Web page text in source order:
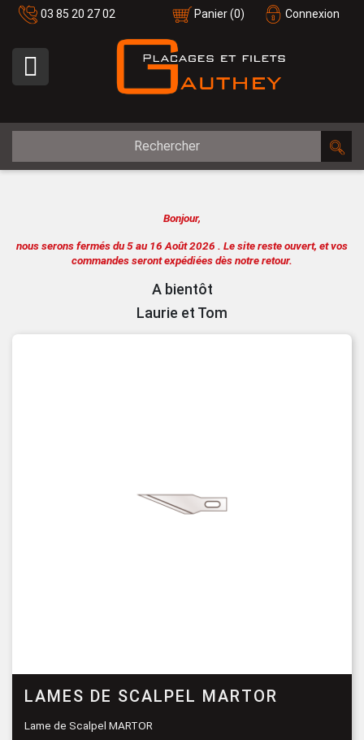
03 85 20 27 02 Connexion
Panier(0)

Bonjour,
nous serons fermés du 5 au 16 Août 2026 . Le site reste ouvert, et vos
commandes seront expédiées dès notre retour.
A bientôt
Laurie et Tom
LAMES DE SCALPEL MARTOR
Lame de Scalpel MARTOR